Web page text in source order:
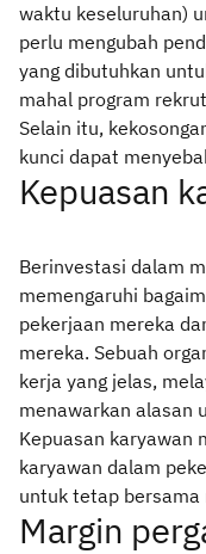
waktu keseluruhan)
perlu mengubah
yang dibutuhkan
mahal program
Selain itu,
kunci dapat
Kepuasan
Berinvestasi dalam
memengaruhi
pekerjaan mereka
mereka. Sebuah
kerja yang jelas,
menawarkan alasan
Kepuasan karyawan
karyawan dalam
untuk tetap bersama
Margin